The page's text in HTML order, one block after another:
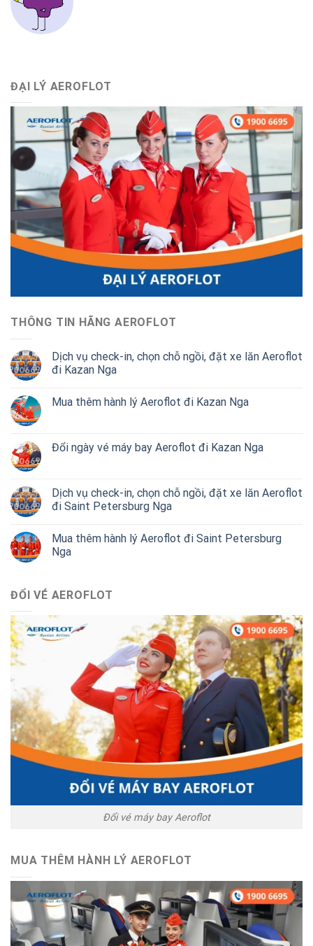
ĐẠI LÝ AEROFLOT
THÔNG TIN HÃNG AEROFLOT
Dịch vụ check-in, chọn chỗ ngồi, đặt xe lăn Aeroflot
đi Kazan Nga
Mua thêm hành lý Aeroflot đi Kazan Nga
Đổi ngày vé máy bay Aeroflot đi Kazan Nga
Dịch vụ check-in, chọn chỗ ngồi, đặt xe lăn Aeroflot
đi Saint Petersburg Nga
Mua thêm hành lý Aeroflot đi Saint Petersburg
Nga
ĐỔI VÉ AEROFLOT
Đổi vé máy bay Aeroflot
MUA THÊM HÀNH LÝ AEROFLOT